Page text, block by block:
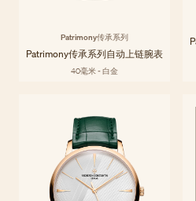
Patrimony传承系列
Patrimony传承系列自动上链腕表
40毫米 - 白金